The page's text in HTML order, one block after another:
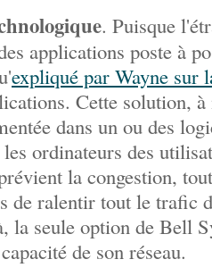
. Puisque
applications poste à
expliqué par Wayne sur
Cette solution,
dans un ou des
ordinateurs des
la congestion,
de ralentir tout le trafic
la seule option de Bell
de son réseau.